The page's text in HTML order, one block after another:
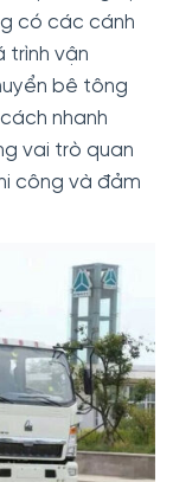
có các cánh
trình vận
bê tông
nhanh
vai trò quan
công và đảm